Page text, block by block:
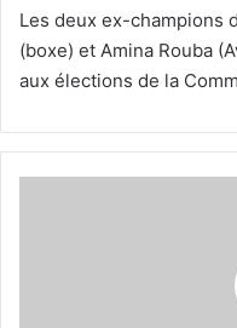
Les deux ex-champions
(boxe) et Amina Rouba
aux élections de la